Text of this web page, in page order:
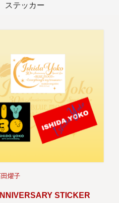
ステッカー
燿子
STICKER